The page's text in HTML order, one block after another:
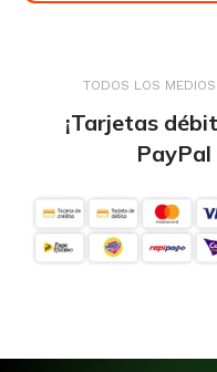
TODOS LOS
¡Tarjetas